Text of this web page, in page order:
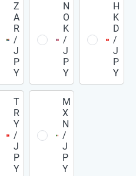
Z
A
R
/
J
P
Y
N
O
K
/
J
P
Y
H
K
D
/
J
P
Y
T
R
Y
/
J
P
Y
M
X
N
/
J
P
Y